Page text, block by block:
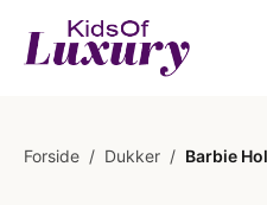
Forside / Dukker / Barbie